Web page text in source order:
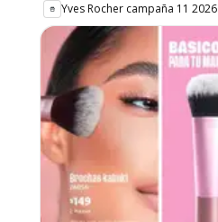
Yves Rocher campaña 11 2026